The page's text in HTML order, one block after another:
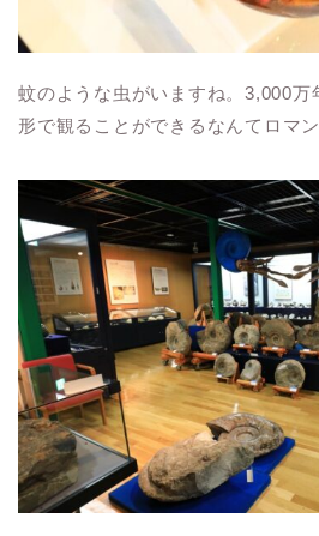
蚊のような虫がいますね。3,000万
形で観ることができるなんてロマン